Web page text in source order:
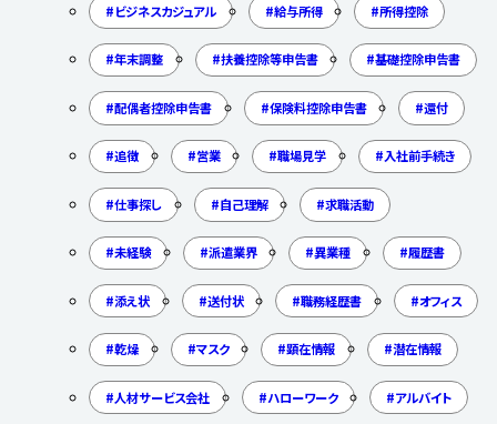
ビジネスカジュアル 給与所得 所得控除
年末調整 扶養控除等申告書 基礎控除申告書
配偶者控除申告書 保険料控除申告書 還付
追徴 営業 職場見学 入社前手続き
仕事探し 自己理解 求職活動
未経験 派遣業界 異業種 履歴書
添え状 送付状 職務経歴書 オフィス
乾燥 マスク 顕在情報 潜在情報
人材サービス会社 ハローワーク アルバイト